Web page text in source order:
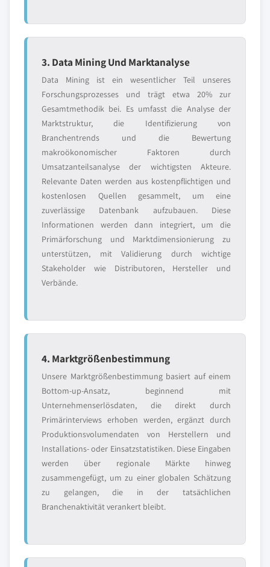
3. Data Mining Und Marktanalyse
Data Mining ist ein wesentlicher Teil unseres
Forschungsprozesses und trägt etwa 20% zur
Gesamtmethodik bei. Es umfasst die Analyse der
Marktstruktur, die Identifizierung von
Branchentrends und die Bewertung
makroökonomischer Faktoren durch
Umsatzanteilsanalyse der wichtigsten Akteure.
Relevante Daten werden aus kostenpflichtigen und
kostenlosen Quellen gesammelt, um eine
zuverlässige Datenbank aufzubauen. Diese
Informationen werden dann integriert, um die
Primärforschung und Marktdimensionierung zu
unterstützen, mit Validierung durch wichtige
Stakeholder wie Distributoren, Hersteller und
Verbände.
4. Marktgrößenbestimmung
Unsere Marktgrößenbestimmung basiert auf einem
Bottom-up-Ansatz, beginnend mit
Unternehmenserlösdaten, die direkt durch
Primärinterviews erhoben werden, ergänzt durch
Produktionsvolumendaten von Herstellern und
Installations- oder Einsatzstatistiken. Diese Eingaben
werden über regionale Märkte hinweg
zusammengefügt, um zu einer globalen Schätzung
zu gelangen, die in der tatsächlichen
Branchenaktivität verankert bleibt.